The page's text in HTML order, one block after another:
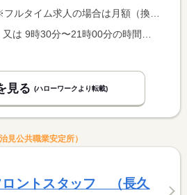
は月額（換算額）、パート求人の場合は時間額を表示しています。
見る (ハローワークより転載)
見公共職業安定所）
ントスタッフ （長久